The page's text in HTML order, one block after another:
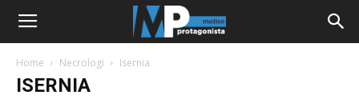
Home Necrologi Isernia
ISERNIA